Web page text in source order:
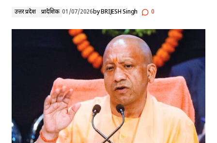
उत्तर प्रदेश प्रादेशिक 01/07/2026byBRIJESH Singh 0